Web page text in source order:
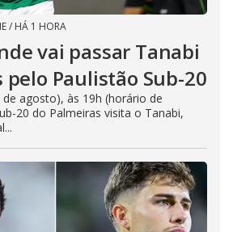
/ HÁ 1 HORA
vai passar Tanabi
pelo Paulistão Sub-20
agosto), às 19h (horário de
20 do Palmeiras visita o Tanabi,